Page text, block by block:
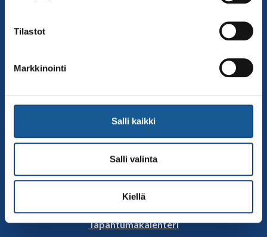
Tilastot
Markkinointi
Salli kaikki
Salli valinta
Kiellä
Yhteystiedot
Judoliiton henkilöstö
Hallitus
Jäsenseurat
Tapahtumakalenteri